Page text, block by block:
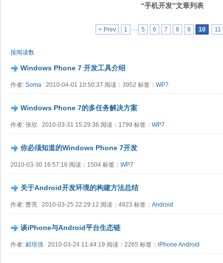
“手机开发”文章列表
< Prev 1 ··· 5 6 7 8 9 10 11
按阅读数
Windows Phone 7 开发工具介绍
作者: Soma 2010-04-01 10:50:37 阅读：3952 标签： WP7
Windows Phone 7的多任务解决方案
作者: 张欣 2010-03-31 15:29:36 阅读：1799 标签： WP7
你必须知道的Windows Phone 7开发
2010-03-30 16:57:16 阅读：1504 标签： WP7
关于Android开发环境的构建方法总结
作者: 曹亮 2010-03-25 22:29:12 阅读：4923 标签： Android
谈iPhone与Android平台生态链
作者: 郝培强 2010-03-24 11:44:19 阅读：2265 标签： iPhone Android